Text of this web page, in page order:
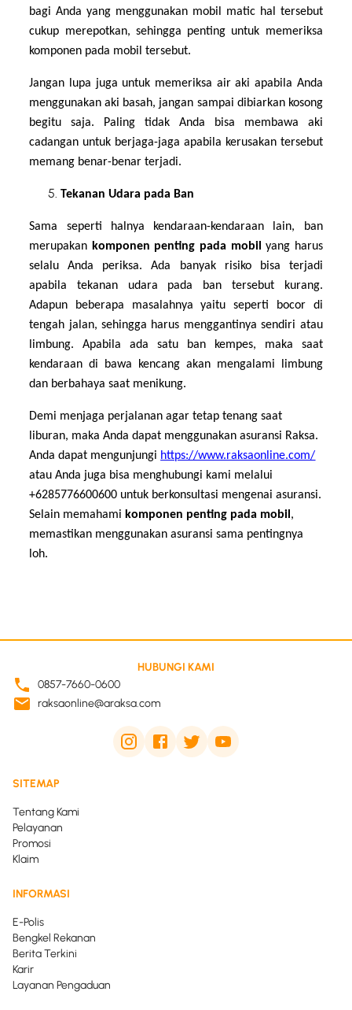
bagi Anda yang menggunakan mobil matic hal tersebut
cukup merepotkan, sehingga penting untuk memeriksa
komponen pada mobil tersebut.
Jangan lupa juga untuk memeriksa air aki apabila Anda
menggunakan aki basah, jangan sampai dibiarkan kosong
begitu saja. Paling tidak Anda bisa membawa aki
cadangan untuk berjaga-jaga apabila kerusakan tersebut
memang benar-benar terjadi.
Tekanan Udara pada Ban
Sama seperti halnya kendaraan-kendaraan lain, ban
merupakan komponen penting pada mobil yang harus
selalu Anda periksa. Ada banyak risiko bisa terjadi
apabila tekanan udara pada ban tersebut kurang.
Adapun beberapa masalahnya yaitu seperti bocor di
tengah jalan, sehingga harus menggantinya sendiri atau
limbung. Apabila ada satu ban kempes, maka saat
kendaraan di bawa kencang akan mengalami limbung
dan berbahaya saat menikung.
Demi menjaga perjalanan agar tetap tenang saat
liburan, maka Anda dapat menggunakan asuransi Raksa.
Anda dapat mengunjungi https://www.raksaonline.com/
atau Anda juga bisa menghubungi kami melalui
+6285776600600 untuk berkonsultasi mengenai asuransi.
Selain memahamikomponen penting pada mobil,
memastikan menggunakan asuransi sama pentingnya
loh.
HUBUNGI KAMI
0857-7660-0600
raksaonline@araksa.com
SITEMAP
Tentang Kami
Pelayanan
Promosi
Klaim
INFORMASI
E-Polis
Bengkel Rekanan
Berita Terkini
Karir
Layanan Pengaduan